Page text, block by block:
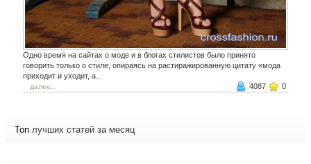
Одно время на сайтах о моде и в блогах стилистов было принято
говорить только о стиле, опираясь на растиражированную цитату «мода
приходит и уходит, а...
далее... 4087 0
Топ лучших статей за месяц